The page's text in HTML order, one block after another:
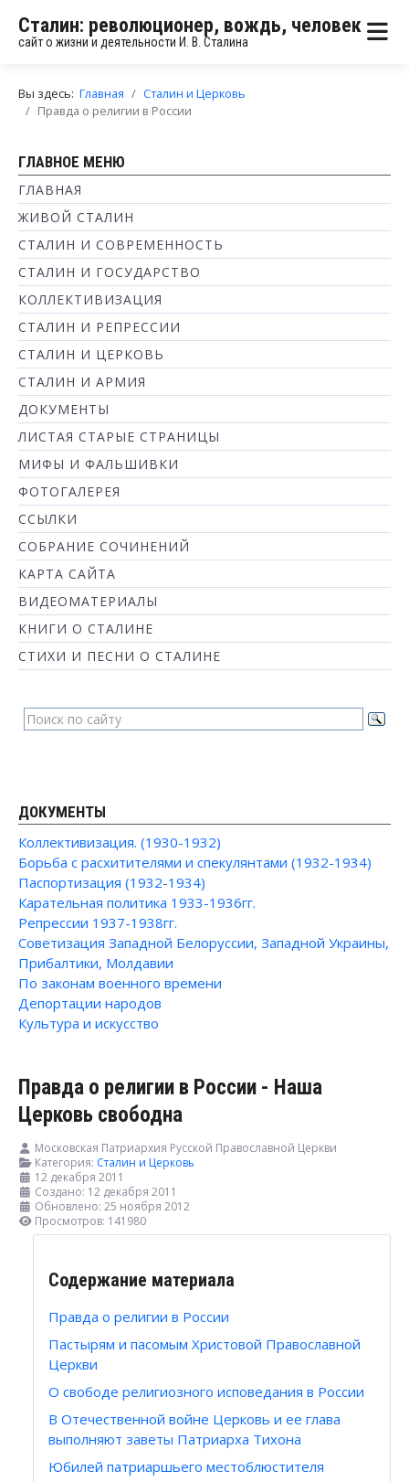
Сталин: революционер, вождь, человек
сайт о жизни и деятельности И. В. Сталина
Вы здесь: Главная
Сталин и Церковь
Правда о религии в России
ГЛАВНОЕ МЕНЮ
ГЛАВНАЯ
ЖИВОЙ СТАЛИН
СТАЛИН И СОВРЕМЕННОСТЬ
СТАЛИН И ГОСУДАРСТВО
КОЛЛЕКТИВИЗАЦИЯ
СТАЛИН И РЕПРЕССИИ
СТАЛИН И ЦЕРКОВЬ
СТАЛИН И АРМИЯ
ДОКУМЕНТЫ
ЛИСТАЯ СТАРЫЕ СТРАНИЦЫ
МИФЫ И ФАЛЬШИВКИ
ФОТОГАЛЕРЕЯ
ССЫЛКИ
СОБРАНИЕ СОЧИНЕНИЙ
КАРТА САЙТА
ВИДЕОМАТЕРИАЛЫ
КНИГИ О СТАЛИНЕ
СТИХИ И ПЕСНИ О СТАЛИНЕ
ДОКУМЕНТЫ
Коллективизация. (1930-1932)
Борьба с расхитителями и спекулянтами (1932-1934)
Паспортизация (1932-1934)
Карательная политика 1933-1936гг.
Репрессии 1937-1938гг.
Советизация Западной Белоруссии, Западной Украины,
Прибалтики, Молдавии
По законам военного времени
Депортации народов
Культура и искусство
Правда о религии в России - Наша
Церковь свободна
Московская Патриархия Русской Православной Церкви
Категория: Сталин и Церковь
12 декабря 2011
Создано: 12 декабря 2011
Обновлено: 25 ноября 2012
Просмотров: 141980
Содержание материала
Правда о религии в России
Пастырям и пасомым Христовой Православной
Церкви
О свободе религиозного исповедания в России
В Отечественной войне Церковь и ее глава
выполняют заветы Патриарха Тихона
Юбилей патриаршьего местоблюстителя